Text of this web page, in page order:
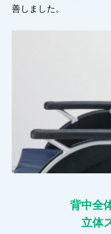
善しました。
背中全
立体